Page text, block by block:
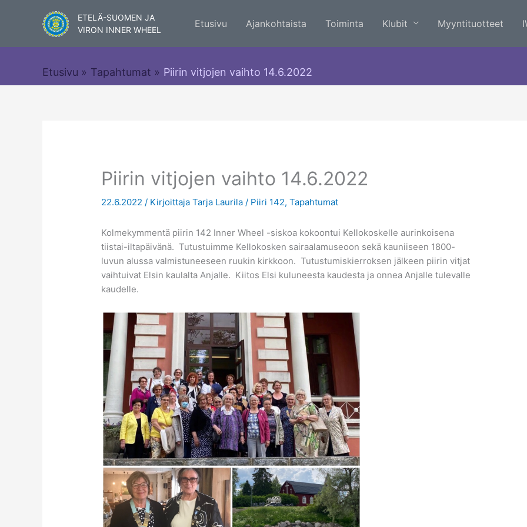
ETELÄ-SUOMEN JA
VIRON INNER WHEEL
Etusivu Ajankohtaista Toiminta Klubit Myyntituotteet
Etusivu Tapahtumat Piirin vitjojen vaihto 14.6.2022
Piirin vitjojen vaihto 14.6.2022
22.6.2022/ KirjoittajaTarja Laurila/ Piiri 142,Tapahtumat
Kolmekymmentä piirin 142 Inner Wheel -siskoa kokoontui Kellokoskelle aurinkoisena
tiistai-iltapäivänä. Tutustuimme Kellokosken sairaalamuseoon sekä kauniiseen 1800-
luvun alussa valmistuneeseen ruukin kirkkoon. Tutustumiskierroksen jälkeen piirin vitjat
vaihtuivat Elsin kaulalta Anjalle. Kiitos Elsi kuluneesta kaudesta ja onnea Anjalle tulevalle
kaudelle.